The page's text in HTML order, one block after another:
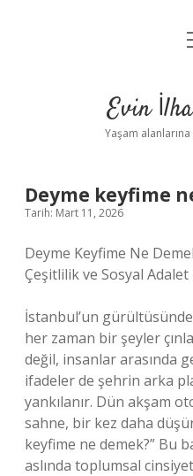
Evin
Yaşam
Deyme keyfime
Tarih: Mart 11, 2026
Deyme Keyfime Ne
Çeşitlilik ve Sosyal
İstanbul’un
her zaman bir şeyler
değil, insanlar arasında
ifadeler de şehrin arka
yankılanır. Dün akşam
sahne, bir kez daha
keyfime ne demek?” Bu
aslında toplumsal